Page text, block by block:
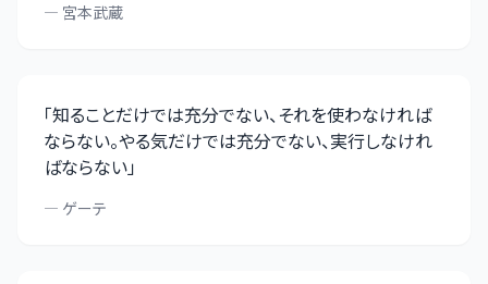
— 宮本武蔵
「知ることだけでは充分でない、それを使わなければ
ならない。やる気だけでは充分でない、実行しなけれ
ばならない」
— ゲーテ